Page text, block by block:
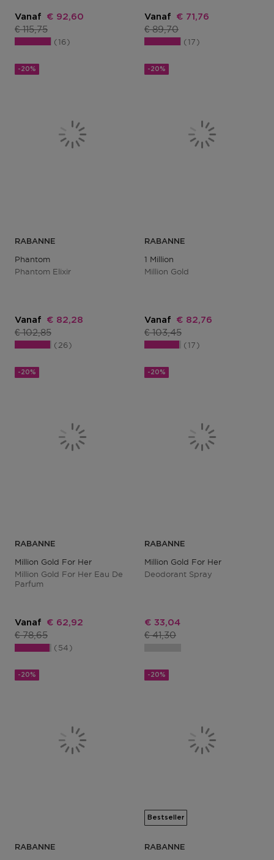
Vanaf Kortingsprijs
€ 92,60
Productprijs
€ 115,75
16
Vanaf Kortingsprijs
€ 71,76
Productprijs
€ 89,70
17
-20%
RABANNE
Phantom
Phantom Elixir
Vanaf Kortingsprijs
€ 82,28
Productprijs
€ 102,85
26
-20%
RABANNE
1 Million
Million Gold
Vanaf Kortingsprijs
€ 82,76
Productprijs
€ 103,45
17
-20%
RABANNE
Million Gold For Her
Million Gold For Her Eau De
Parfum
Vanaf Kortingsprijs
€ 62,92
Productprijs
€ 78,65
54
-20%
RABANNE
Million Gold For Her
Deodorant Spray
Kortingsprijs
€ 33,04
Productprijs
€ 41,30
-20%
RABANNE
-20%
Bestseller
RABANNE